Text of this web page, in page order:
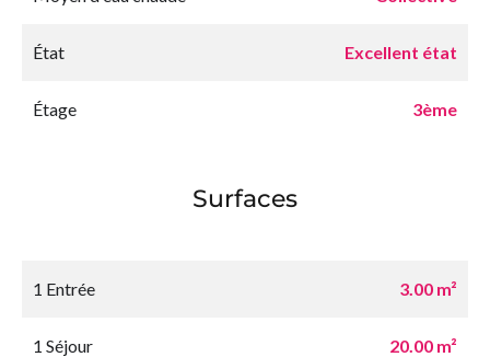
État Excellent état
Étage 3ème
Surfaces
1 Entrée 3.00 m²
1 Séjour 20.00 m²